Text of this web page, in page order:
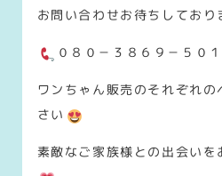
お問い合わせお待ちしており
０８０－３８６９－５０
ワンちゃん販売のそれぞれ
さい
素敵なご家族様との出会いを